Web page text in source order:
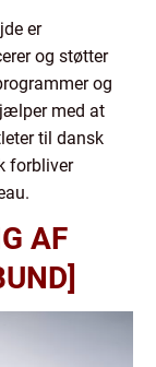
er
og støtter
og
med at
til dansk
forbliver
AF